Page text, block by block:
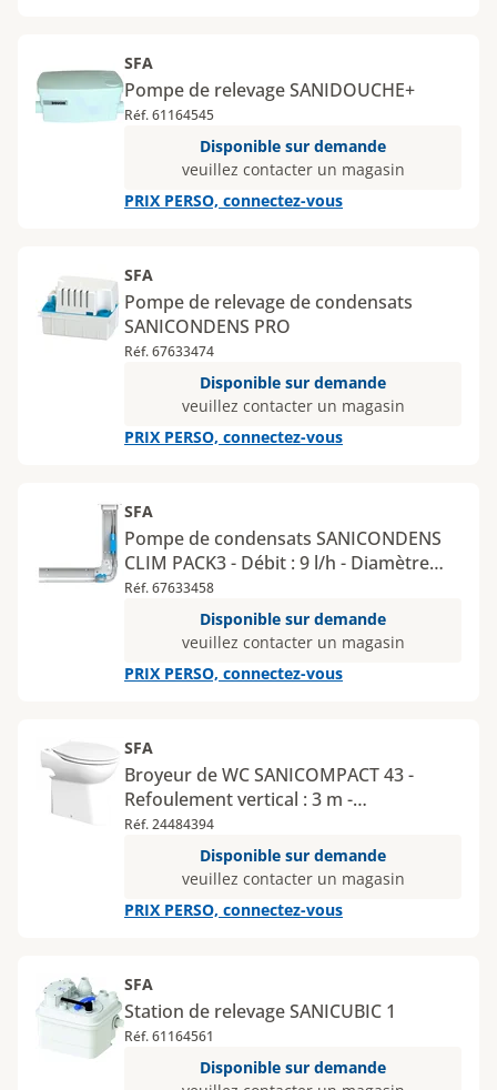
SFA
Pompe de relevage SANIDOUCHE+
Réf. 61164545
Disponible sur demande
veuillez contacter un magasin
PRIX PERSO, connectez-vous
SFA
Pompe de relevage de condensats
SANICONDENS PRO
Réf. 67633474
Disponible sur demande
veuillez contacter un magasin
PRIX PERSO, connectez-vous
SFA
Pompe de condensats SANICONDENS
CLIM PACK3 - Débit : 9 l/h - Diamètre
entrée : 16 mm
Réf. 67633458
Disponible sur demande
veuillez contacter un magasin
PRIX PERSO, connectez-vous
SFA
Broyeur de WC SANICOMPACT 43 -
Refoulement vertical : 3 m -
Refoulement horizontal : 30 m -
Nombre d'appareils raccordables : 1
Réf. 24484394
Disponible sur demande
veuillez contacter un magasin
PRIX PERSO, connectez-vous
SFA
Station de relevage SANICUBIC 1
Réf. 61164561
Disponible sur demande